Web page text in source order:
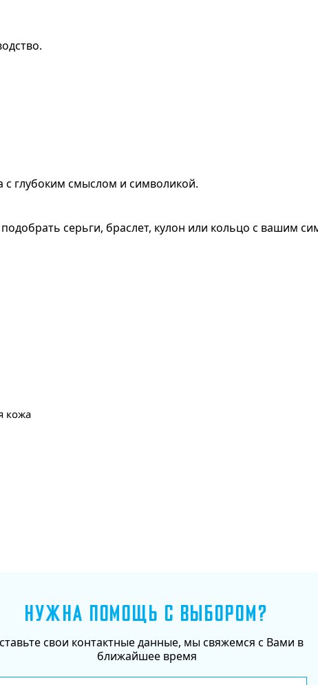
с глубоким смыслом и символикой.
серьги, браслет, кулон или кольцо с вашим
кожа
НУЖНА ПОМОЩЬ С ВЫБОРОМ?
свои контактные данные, мы свяжемся с Вами в
ближайшее время